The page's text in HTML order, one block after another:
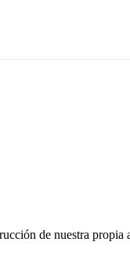
de nuestra propia